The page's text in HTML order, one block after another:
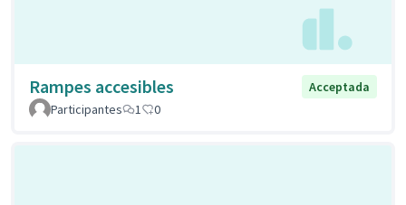
Rampes accesibles
Acceptada
Participantes
1 0